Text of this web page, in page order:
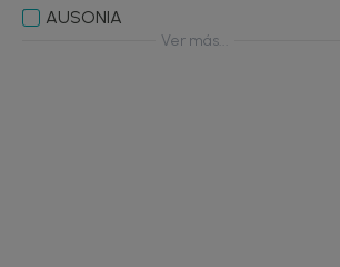
AUSONIA
Ver más...